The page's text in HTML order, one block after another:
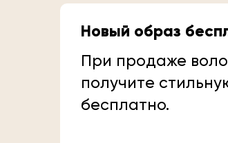
Новый образ
При продаже
получите
бесплатно.